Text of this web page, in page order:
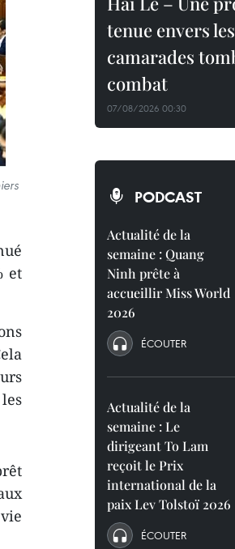
et
tenue envers les
camarades
combat
07/08/2026 00:30
PODCAST
Actualité de la
semaine : Quang
Ninh prête à
accueillir Miss World
2026
ÉCOUTER
Actualité de la
semaine : Le
dirigeant To Lam
reçoit le Prix
international de la
paix Lev Tolstoï 2026
ÉCOUTER